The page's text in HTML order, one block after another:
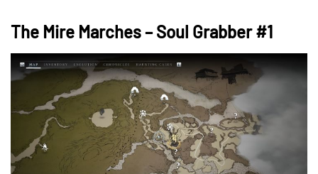
The Mire Marches – Soul Grabber #1